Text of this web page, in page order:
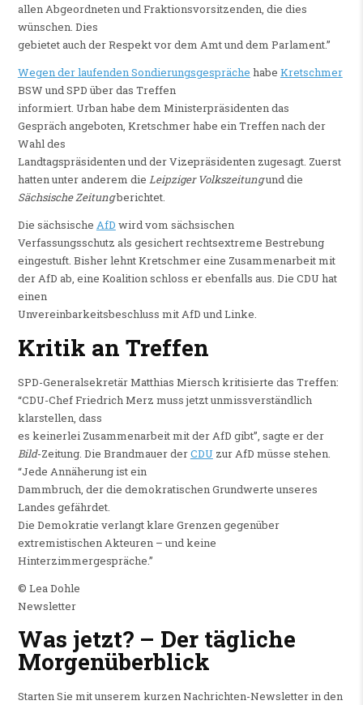
allen Abgeordneten und Fraktionsvorsitzenden, die dies
wünschen. Dies
gebietet auch der Respekt vor dem Amt und dem Parlament.”
Wegen der laufenden Sondierungsgespräche habe Kretschmer
BSW und SPD über das Treffen
informiert. Urban habe dem Ministerpräsidenten das
Gespräch angeboten, Kretschmer habe ein Treffen nach der
Wahl des
Landtagspräsidenten und der Vizepräsidenten zugesagt. Zuerst
hatten unter anderem die Leipziger Volkszeitungund die
Sächsische Zeitungberichtet.
Die sächsische AfD wird vom sächsischen
Verfassungsschutz als gesichert rechtsextreme Bestrebung
eingestuft. Bisher lehnt Kretschmer eine Zusammenarbeit mit
der AfD ab, eine Koalition schloss er ebenfalls aus. Die CDU hat
einen
Unvereinbarkeitsbeschluss mit AfD und Linke.
Kritik an Treffen
SPD-Generalsekretär Matthias Miersch kritisierte das Treffen:
“CDU-Chef Friedrich Merz muss jetzt unmissverständlich
klarstellen, dass
es keinerlei Zusammenarbeit mit der AfD gibt”, sagte er der
Bild-Zeitung. Die Brandmauer derCDU zur AfD müsse stehen.
“Jede Annäherung ist ein
Dammbruch, der die demokratischen Grundwerte unseres
Landes gefährdet.
Die Demokratie verlangt klare Grenzen gegenüber
extremistischen Akteuren – und keine
Hinterzimmergespräche.”
© Lea Dohle
Newsletter
Was jetzt? – Der tägliche
Morgenüberblick
Starten Sie mit unserem kurzen Nachrichten-Newsletter in den